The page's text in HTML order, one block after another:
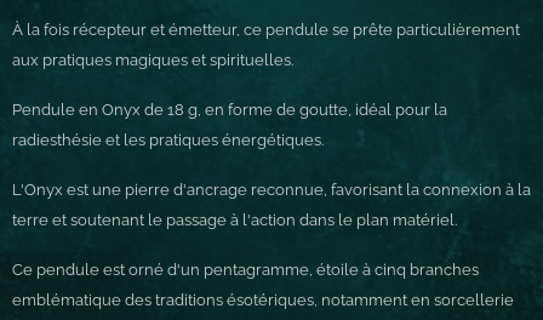
À la fois récepteur et émetteur, ce pendule se prête particulièrement
aux pratiques magiques et spirituelles.
Pendule en Onyx de 18 g, en forme de goutte, idéal pour la
radiesthésie et les pratiques énergétiques.
L'Onyx est une pierre d'ancrage reconnue, favorisant la connexion à la
terre et soutenant le passage à l'action dans le plan matériel.
Ce pendule est orné d'un pentagramme, étoile à cinq branches
emblématique des traditions ésotériques, notamment en sorcellerie